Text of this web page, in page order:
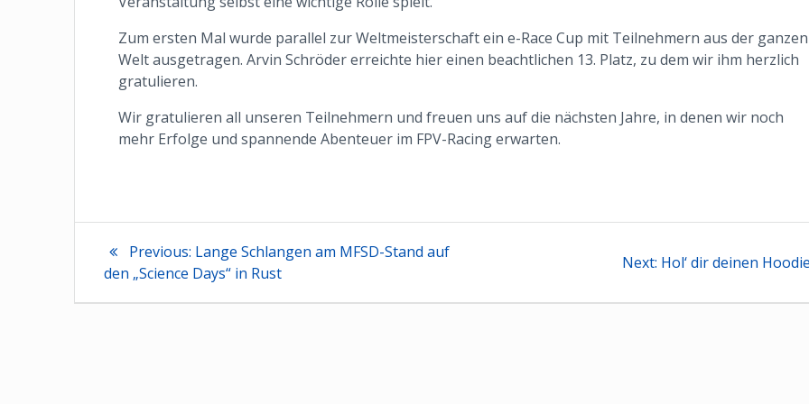
Zum ersten Mal wurde parallel zur Weltmeisterschaft ein e-Race Cup mit Teilnehmern aus der ganzen
Welt ausgetragen. Arvin Schröder erreichte hier einen beachtlichen 13. Platz, zu dem wir ihm herzlich
gratulieren.
Wir gratulieren all unseren Teilnehmern und freuen uns auf die nächsten Jahre, in denen wir noch
mehr Erfolge und spannende Abenteuer im FPV-Racing erwarten.
Beitragsnavigation
Previous: Previous
post:
Lange Schlangen am MFSD-Stand auf
den „Science Days“ in Rust
Next: Next
Hol‘ dir deinen